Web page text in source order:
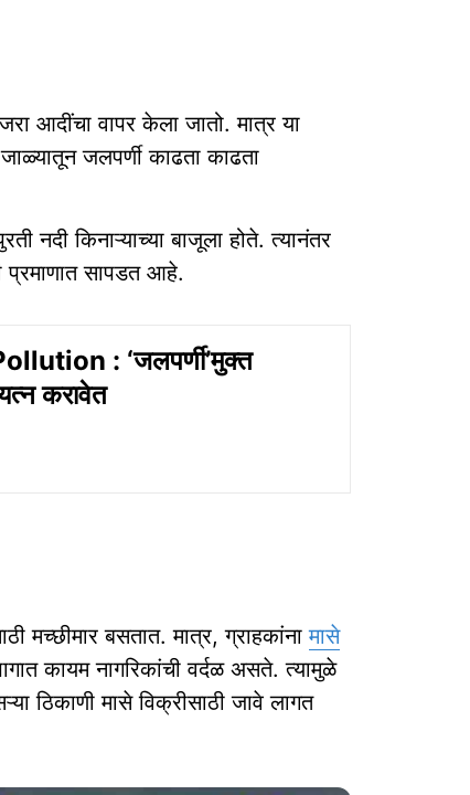
आदींचा वापर केला जातो. मात्र या
जलपर्णी काढता काढता
नदी किनाऱ्याच्या बाजूला होते. त्यानंतर
प्रमाणात सापडत आहे.
: ‘जलपर्णी’मुक्त
करावेत
मच्छीमार बसतात. मात्र, ग्राहकांनामासे
कायम नागरिकांची वर्दळ असते. त्यामुळे
ठिकाणी मासे विक्रीसाठी जावे लागत